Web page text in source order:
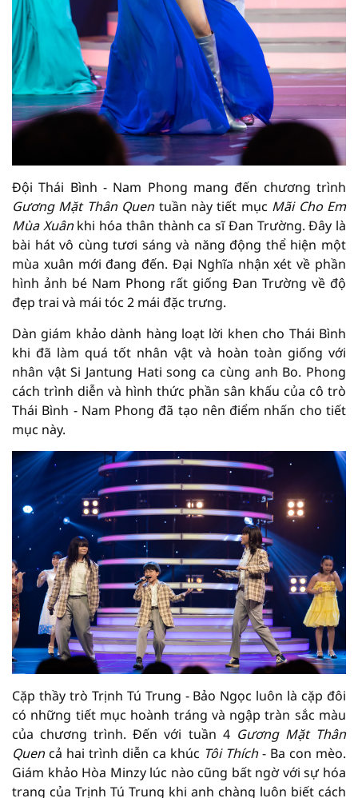
Đội Thái Bình - Nam Phong mang đến chương trình
Gương Mặt Thân Quentuần này tiết mục Mãi Cho Em
Mùa Xuânkhi hóa thân thành ca sĩ Đan Trường. Đây là
bài hát vô cùng tươi sáng và năng động thể hiện một
mùa xuân mới đang đến. Đại Nghĩa nhận xét về phần
hình ảnh bé Nam Phong rất giống Đan Trường về độ
đẹp trai và mái tóc 2 mái đặc trưng.
Dàn giám khảo dành hàng loạt lời khen cho Thái Bình
khi đã làm quá tốt nhân vật và hoàn toàn giống với
nhân vật Si Jantung Hati song ca cùng anh Bo. Phong
cách trình diễn và hình thức phần sân khấu của cô trò
Thái Bình - Nam Phong đã tạo nên điểm nhấn cho tiết
mục này.
Cặp thầy trò Trịnh Tú Trung - Bảo Ngọc luôn là cặp đôi
có những tiết mục hoành tráng và ngập tràn sắc màu
của chương trình. Đến với tuần 4 Gương Mặt Thân
Quencả hai trình diễn ca khúc Tôi Thích- Ba con mèo.
Giám khảo Hòa Minzy lúc nào cũng bất ngờ với sự hóa
trang của Trịnh Tú Trung khi anh chàng luôn biết cách